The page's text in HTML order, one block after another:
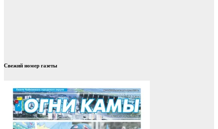
Свежий номер газеты